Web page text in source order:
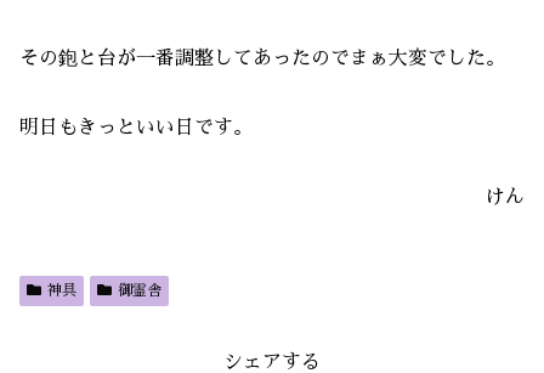
その鉋と台が一番調整してあったのでまぁ大変でした。
明日もきっといい日です。
けん
神具 御霊舎
シェアする